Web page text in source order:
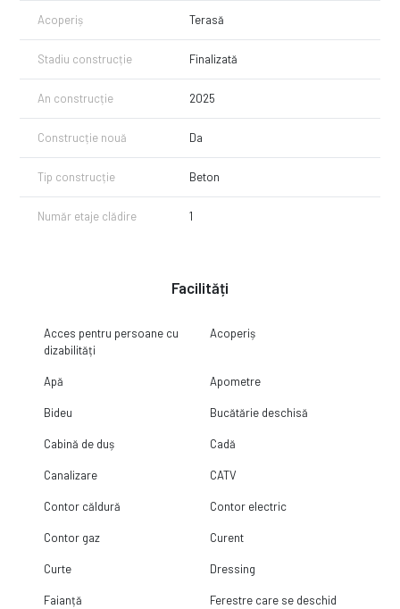
Acoperiș Terasă
Stadiu construcție Finalizată
An construcție 2025
Construcție nouă Da
Tip construcție Beton
Număr etaje clădire 1
Facilități
Acces pentru persoane cu
dizabilități
Acoperiș
Apă Apometre
Bideu Bucătărie deschisă
Cabină de duș Cadă
Canalizare CATV
Contor căldură Contor electric
Contor gaz Curent
Curte Dressing
Faianță Ferestre care se deschid